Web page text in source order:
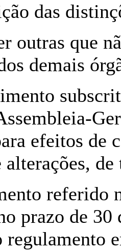
das
outras que
demais
efeitos de
alterações,
referido
prazo de
regulamento